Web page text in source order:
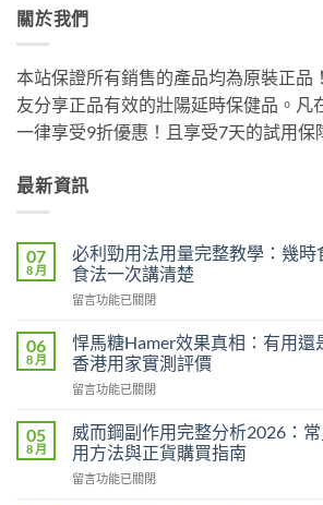
關於我們
本站保證所有銷售的產品均為原裝正品
友分享正品有效的壯陽延時保健品。凡
一律享受9折優惠！且享受7天的試用保
最新資訊
07
8 月
必利勁用法用量完整教學：幾時
食法一次講清楚
在
利
勁
用
法
量
完
整
教
留言功能已關閉
06
8 月
悍馬糖Hamer效果真相：有用還
香港用家實測評價
在
馬
糖
Hamer
效
留言功能已關閉
05
8 月
威而鋼副作用完整分析2026：
用方法與正貨購買指南
在
留言功能已關閉